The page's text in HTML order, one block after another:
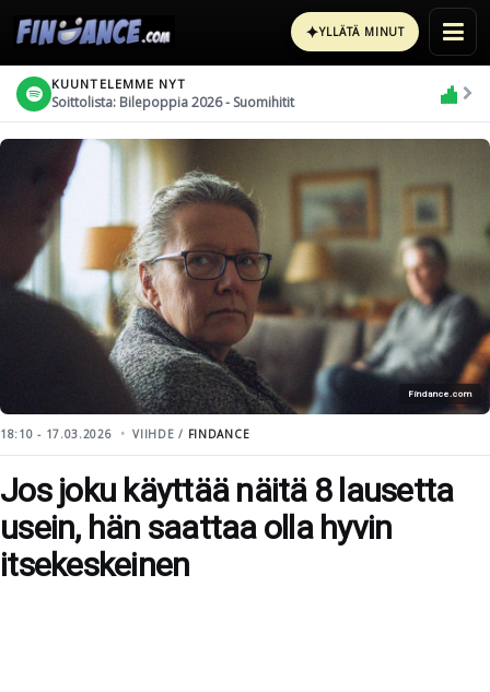
✦YLLÄTÄ MINUT
KUUNTELEMME NYT
Soittolista: Bilepoppia 2026 - Suomihitit
Findance.com
18:10 - 17.03.2026 VIIHDE / FINDANCE
Jos joku käyttää näitä 8 lausetta
usein, hän saattaa olla hyvin
itsekeskeinen